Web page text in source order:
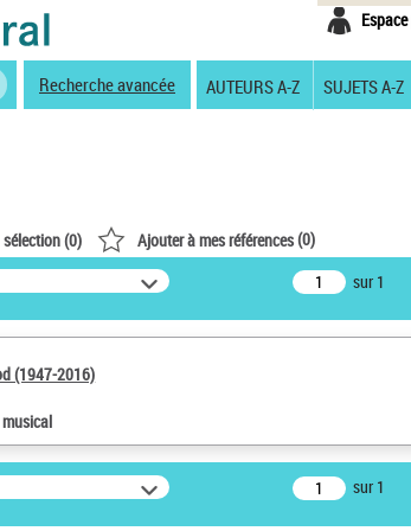
Recherche avancée AUTEURS A-Z SUJETS A-Z
(0) Ajouter à mes références(0)
sur 1
(1947-2016)
sur 1